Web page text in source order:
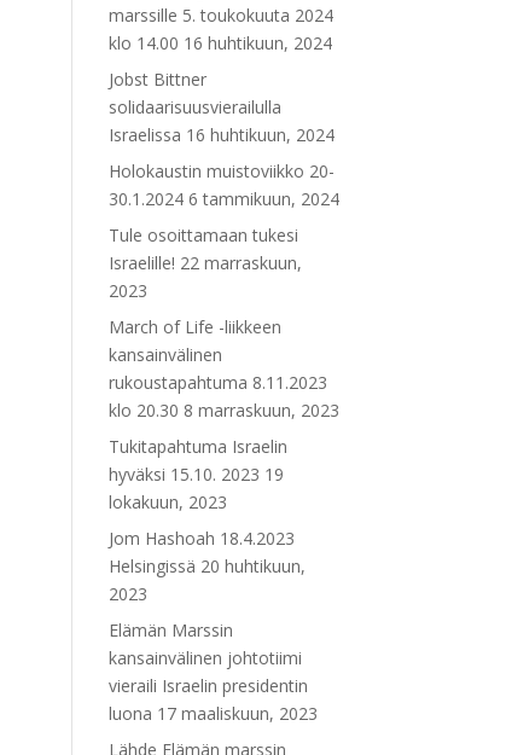
marssille 5. toukokuuta 2024
klo 14.00 16 huhtikuun, 2024
Jobst Bittner
solidaarisuusvierailulla
Israelissa 16 huhtikuun, 2024
Holokaustin muistoviikko 20-
30.1.2024 6 tammikuun, 2024
Tule osoittamaan tukesi
Israelille! 22 marraskuun,
2023
March of Life -liikkeen
kansainvälinen
rukoustapahtuma 8.11.2023
klo 20.30 8 marraskuun, 2023
Tukitapahtuma Israelin
hyväksi 15.10. 2023 19
lokakuun, 2023
Jom Hashoah 18.4.2023
Helsingissä 20 huhtikuun,
2023
Elämän Marssin
kansainvälinen johtotiimi
vieraili Israelin presidentin
luona 17 maaliskuun, 2023
Lähde Elämän marssin